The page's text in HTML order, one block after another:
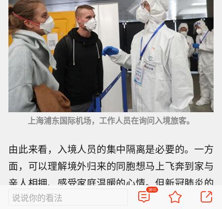
上海浦东国际机场，工作人员在询问入境旅客。
由此来看，入境人员的集中隔离是必要的。一方
面，可以理解境外归来的同胞想马上飞奔到家与
亲人相拥、感受家庭温暖的心情。但新冠肺炎的
潜伏期长，入境时没有病症，不代表自己就没有
说说你的看法
3810